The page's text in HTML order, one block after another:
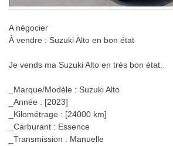
A négocier
À vendre : Suzuki Alto en bon état
Je vends ma Suzuki Alto en très bon état.
_Marque/Modèle : Suzuki Alto
_Année : [2023]
_Kilométrage : [24000 km]
_Carburant : Essence
_Transmission : Manuelle